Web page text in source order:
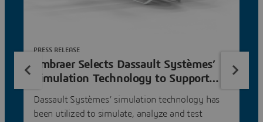
Embraer Selects Dassault Systèmes’
Simulation Technology to Support
for Eve Air Mobility
Dassault Systèmes’ simulation technology has
been utilized to simulate, analyze and test
PRESS RELEASE